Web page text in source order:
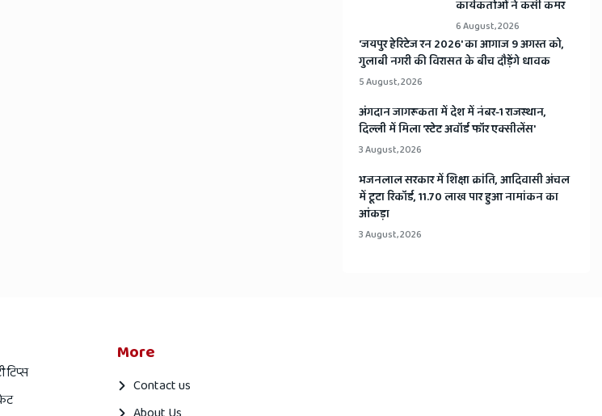
कार्यकर्ताओं ने कसी कमर
6 August, 2026
​'जयपुर हेरिटेज रन 2026' का आगाज 9 अगस्त को,
गुलाबी नगरी की विरासत के बीच दौड़ेंगे धावक
5 August, 2026
अंगदान जागरूकता में देश में नंबर-1 राजस्थान,
दिल्ली में मिला 'स्टेट अवॉर्ड फॉर एक्सीलेंस'
3 August, 2026
भजनलाल सरकार में शिक्षा क्रांति, आदिवासी अंचल
में टूटा रिकॉर्ड, 11.70 लाख पार हुआ नामांकन का
आंकड़ा
3 August, 2026
टिप्स
More
Contact us